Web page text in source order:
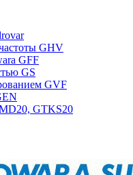
GHV
GFF
GS
GVF
GTKS20